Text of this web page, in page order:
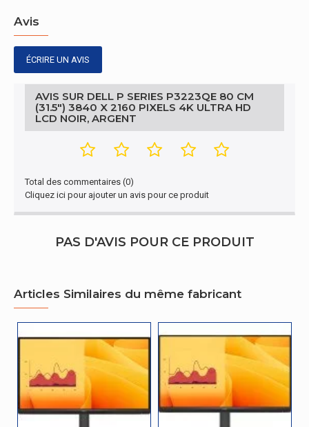
Angle de vision
horizontal
Angle de vision vertical
0,18159 x 0,18159 mm
numérisation
horizontale
HDCP Oui
(maximum)
350 cd/m²
Temps de réaction (vite) 5 ms
Taille visualisable
horizontale
69,7 cm
Avis
ÉCRIRE UN AVIS
AVIS SUR DELL P SERIES P3223QE 80 CM
(31.5") 3840 X 2160 PIXELS 4K ULTRA HD
LCD NOIR, ARGENT
Total des commentaires (0)
Cliquez ici pour ajouter un avis pour ce produit
PAS D'AVIS POUR CE PRODUIT
Articles Similaires du même fabricant